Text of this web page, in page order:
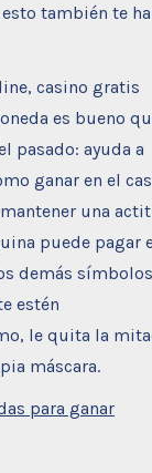
también te
casino gratis
es bueno
pasado: ayuda a
ganar en el
una
puede pagar
demás
estén
le quita la
máscara.
para ganar